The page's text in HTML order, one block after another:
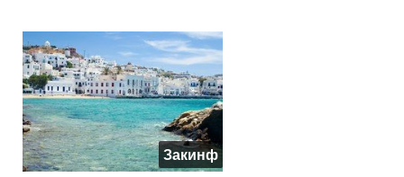
Закинф